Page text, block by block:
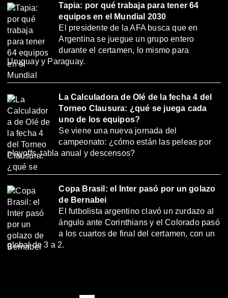
Tapia: por qué trabaja para tener 64
equipos en el Mundial 2030
El presidente de la AFA busca que en
Argentina se juegue un grupo entero
durante el certamen, lo mismo para
Uruguay y Paraguay.
La Calculadora de Olé de la fecha 4 del
Torneo Clausura: ¿qué se juega cada
uno de los equipos?
Se viene una nueva jornada del
campeonato: ¿cómo están las peleas por
playoffs, tabla anual y descensos?
Copa Brasil: el Inter pasó por un golazo
de Bernabei
El futbolista argentino clavó un zurdazo al
ángulo ante Corinthians y el Colorado pasó
a los cuartos de final del certamen, con un
global de 3 a 2.